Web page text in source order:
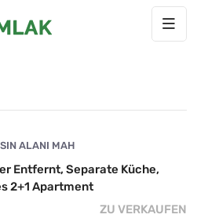
ALANI MAH
Entfernt, Separate Küche,
2+1 Apartment
ZU VERKAUFEN